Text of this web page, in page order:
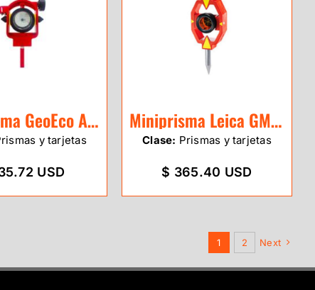
Miniprisma GeoEco ADS105
y tarjetas
USD
Miniprisma Leica GMP111
Clase: Prismas y tarjetas
$ 365.40 USD
1 2 Next